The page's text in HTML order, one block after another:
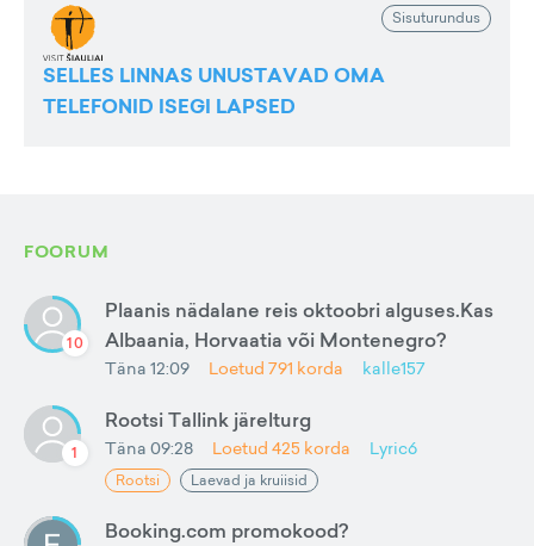
Sisuturundus
SELLES LINNAS UNUSTAVAD OMA
TELEFONID ISEGI LAPSED
FOORUM
10
Plaanis nädalane reis oktoobri alguses.Kas
Albaania, Horvaatia või Montenegro?
Täna 12:09 Loetud 791 korda kalle157
1
Rootsi Tallink järelturg
Täna 09:28 Loetud 425 korda Lyric6
Rootsi Laevad ja kruiisid
Booking.com promokood?